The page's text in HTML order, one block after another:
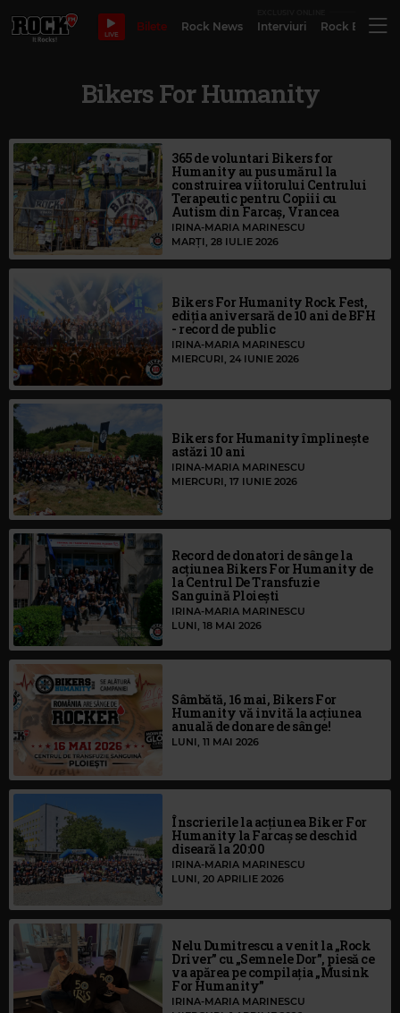
LIVE
Bilete Rock News Interviuri Rock
Bikers For Humanity
365 de voluntari Bikers for
Humanity au pus umărul la
construirea viitorului Centrului
Terapeutic pentru Copiii cu
Autism din Farcaș, Vrancea
IRINA-MARIA MARINESCU
MARȚI, 28 IULIE 2026
Bikers For Humanity Rock Fest,
ediția aniversară de 10 ani de BFH
- record de public
IRINA-MARIA MARINESCU
MIERCURI, 24 IUNIE 2026
Bikers for Humanity împlinește
astăzi 10 ani
IRINA-MARIA MARINESCU
MIERCURI, 17 IUNIE 2026
Record de donatori de sânge la
acțiunea Bikers For Humanity de
la Centrul De Transfuzie
Sanguină Ploiești
IRINA-MARIA MARINESCU
LUNI, 18 MAI 2026
Sâmbătă, 16 mai, Bikers For
Humanity vă invită la acțiunea
anuală de donare de sânge!
LUNI, 11 MAI 2026
Înscrierile la acțiunea Biker For
Humanity la Farcaș se deschid
diseară la 20:00
IRINA-MARIA MARINESCU
LUNI, 20 APRILIE 2026
Nelu Dumitrescu a venit la „Rock
Driver” cu „Semnele Dor”, piesă ce
va apărea pe compilația „Musink
For Humanity”
IRINA-MARIA MARINESCU